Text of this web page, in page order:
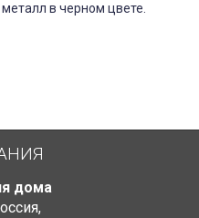
в черном цвете.
дома
,